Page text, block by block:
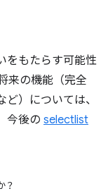
をもたらす可能性
来の機能（完全
）については、
今後の selectlist
？